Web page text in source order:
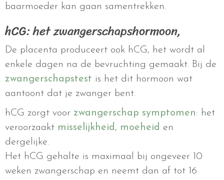
baarmoeder kan gaan samentrekken.
hCG: het zwangerschapshormoon,
De placenta produceert ook hCG, het wordt al
enkele dagen na de bevruchting gemaakt. Bij de
zwangerschapstest is het dit hormoon wat
aantoont dat je zwanger bent.
hCG zorgt voor zwangerschap symptomen: het
veroorzaakt misselijkheid, moeheid en
dergelijke.
Het hCG gehalte is maximaal bij ongeveer 10
weken zwangerschap en neemt dan af tot 16